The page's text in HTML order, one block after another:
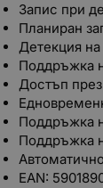
Запис при
Планиран
Детекция
Поддръжка
Достъп
Поддръжка
Поддръжка
EAN: